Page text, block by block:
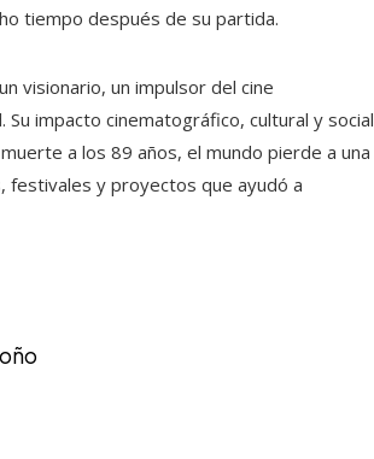
tiempo después de su partida.
visionario, un impulsor del cine
impacto cinematográfico, cultural y social
a los 89 años, el mundo pierde a una
festivales y proyectos que ayudó a